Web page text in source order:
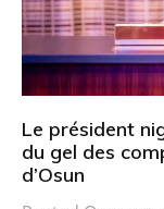
Le président
du gel des
d’Osun